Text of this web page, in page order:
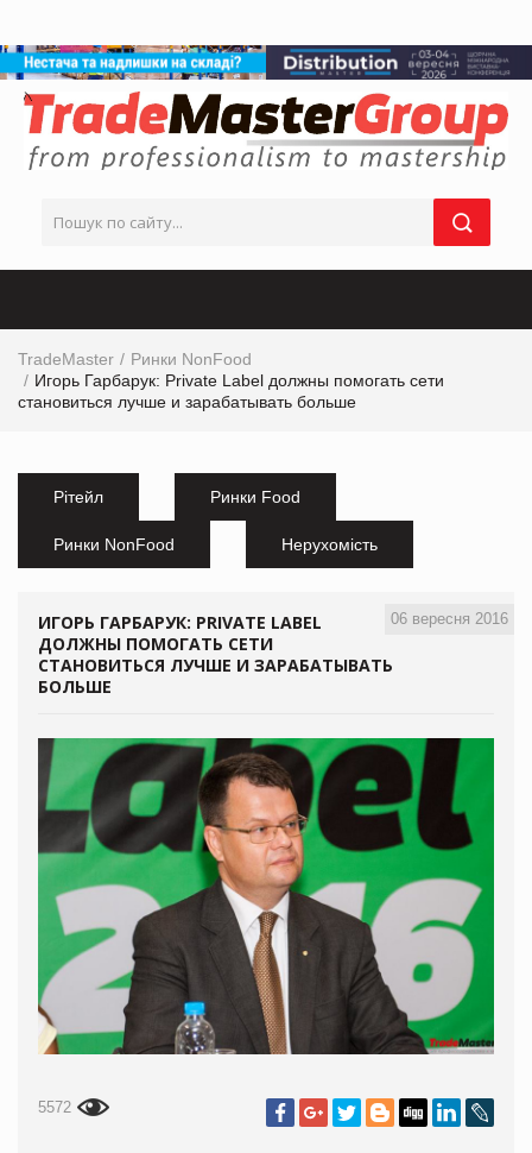
TradeMaster
Ринки NonFood
Игорь Гарбарук: Private Label должны помогать сети
становиться лучше и зарабатывать больше
Рітейл Ринки Food
Ринки NonFood Нерухомість
06 вересня 2016
ИГОРЬ ГАРБАРУК: PRIVATE LABEL
ДОЛЖНЫ ПОМОГАТЬ СЕТИ
СТАНОВИТЬСЯ ЛУЧШЕ И ЗАРАБАТЫВАТЬ
БОЛЬШЕ
5572